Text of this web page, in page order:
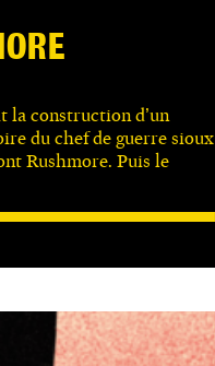
la construction d’un
du chef de guerre sioux
Rushmore. Puis le